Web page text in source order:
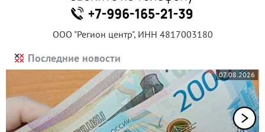
ООО "Регион центр", ИНН 4817003180
Последние новости
07.08.2026